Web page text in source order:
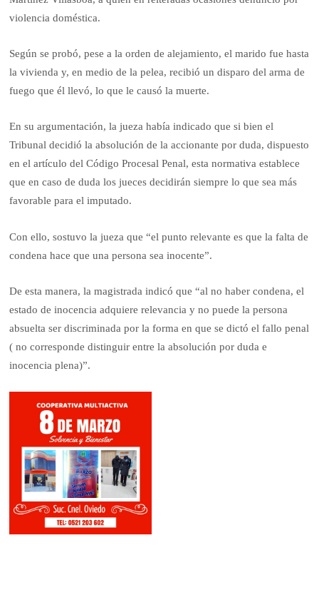
violencia doméstica.
Según se probó, pese a la orden de alejamiento, el marido fue hasta
la vivienda y, en medio de la pelea, recibió un disparo del arma de
fuego que él llevó, lo que le causó la muerte.
En su argumentación, la jueza había indicado que si bien el
Tribunal decidió la absolución de la accionante por duda, dispuesto
en el artículo del Código Procesal Penal, esta normativa establece
que en caso de duda los jueces decidirán siempre lo que sea más
favorable para el imputado.
Con ello, sostuvo la jueza que “el punto relevante es que la falta de
condena hace que una persona sea inocente”.
De esta manera, la magistrada indicó que “al no haber condena, el
estado de inocencia adquiere relevancia y no puede la persona
absuelta ser discriminada por la forma en que se dictó el fallo penal
( no corresponde distinguir entre la absolución por duda e
inocencia plena)”.